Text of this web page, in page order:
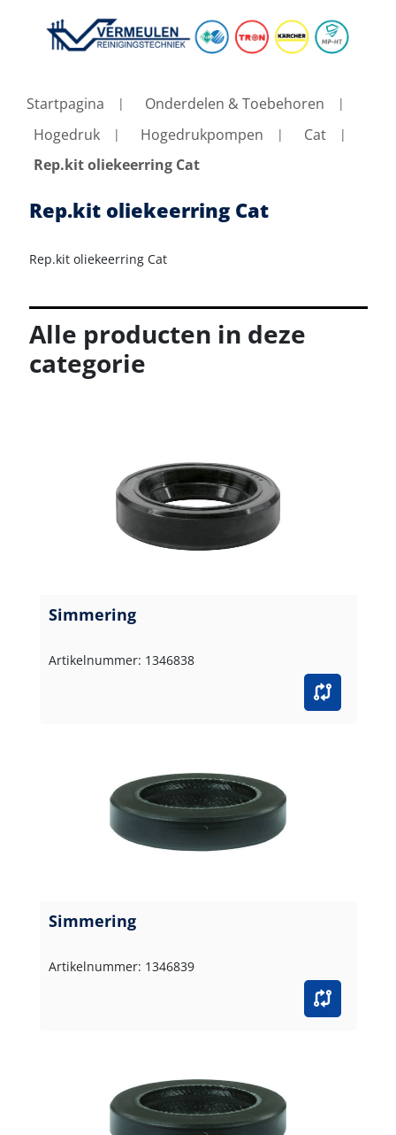
Startpagina
Onderdelen & Toebehoren
Hogedruk
Hogedrukpompen
Cat
Rep.kit oliekeerring Cat
Rep.kit oliekeerring Cat
Rep.kit oliekeerring Cat
Alle producten in deze
categorie
Simmering
Artikelnummer: 1346838
Simmering
Artikelnummer: 1346839